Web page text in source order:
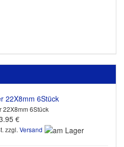
22X8mm 6Stück
€
zzgl. Versand